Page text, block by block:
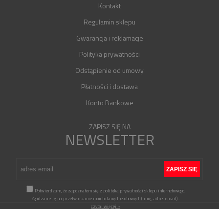
Kontakt
Regulamin sklepu
Gwarancja i reklamacje
Polityka prywatności
Odstąpienie od umowy
Płatności i dostawa
Konto Bankowe
ZAPISZ SIĘ NA
NEWSLETTER
Potwierdzam, że zapoznałem się z polityką prywatności sklepu internetowego.
Zgadzam się na przetwarzanie moich danych osobowych (imię, adres email)...
czytaj więcej »